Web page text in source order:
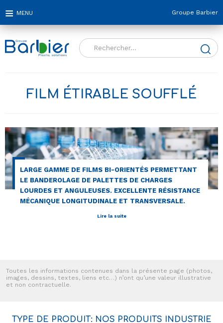
Groupe Barbier
Rechercher :
FILM ÉTIRABLE SOUFFLÉ
LARGE GAMME DE FILMS BI-ORIENTÉS PERMETTANT
LE BANDEROLAGE DE PALETTES DE CHARGES
LOURDES ET ANGULEUSES. EXCELLENTE RÉSISTANCE
MÉCANIQUE LONGITUDINALE ET TRANSVERSALE.
Lire la suite
Toutes les informations contenues dans la présente page (photos,
images, dessins, textes, liens etc…) n’ont qu’une valeur illustrative
et non contractuelle.
TYPE DE PRODUIT: NOS PRODUITS INDUSTRIE